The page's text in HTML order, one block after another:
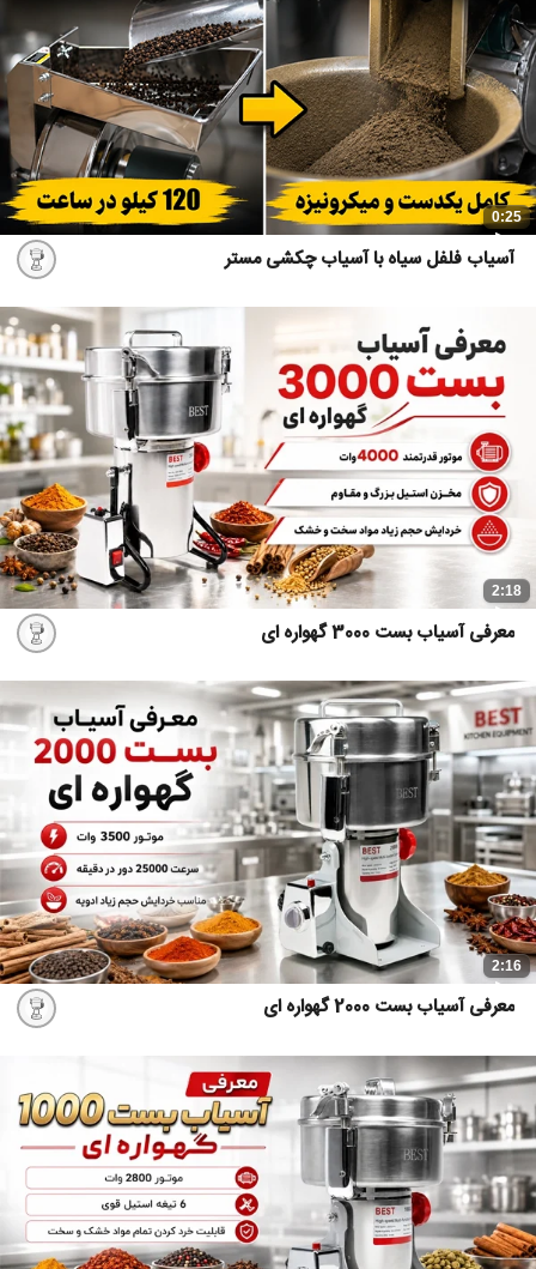
0:25
آسیاب فلفل سیاه با آسیاب چکشی مستر
2:18
معرفی آسیاب بست 3000 گهواره ای
2:16
معرفی آسیاب بست 2000 گهواره ای